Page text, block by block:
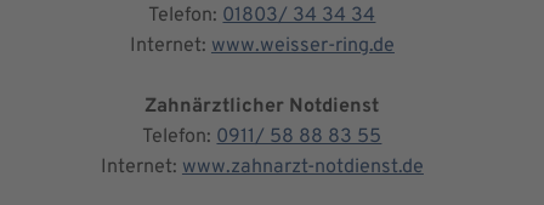
Telefon: 01803/ 34 34 34
Internet: www.weisser-ring.de
Zahnärztlicher Notdienst
Telefon: 0911/ 58 88 83 55
Internet: www.zahnarzt-notdienst.de